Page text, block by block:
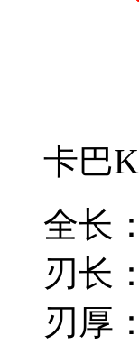
卡巴
全长
刃长
刃厚